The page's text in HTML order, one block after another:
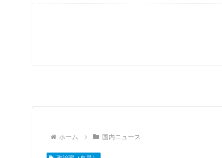
ホーム 国内ニュース